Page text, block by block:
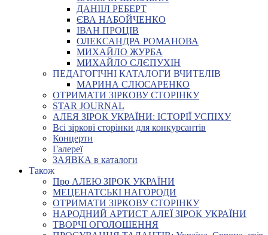
ДАНІІЛ РЕБЕРТ
ЄВА НАБОЙЧЕНКО
ІВАН ПРОЦІВ
ОЛЕКСАНДРА РОМАНОВА
МИХАЙЛО ЖУРБА
МИХАЙЛО СЛЄПУХІН
ПЕДАГОГІЧНІ КАТАЛОГИ ВЧИТЕЛІВ
МАРИНА СЛЮСАРЕНКО
ОТРИМАТИ ЗІРКОВУ СТОРІНКУ
STAR JOURNAL
АЛЕЯ ЗІРОК УКРАЇНИ: ІСТОРІЇ УСПІХУ
Всі зіркові сторінки для конкурсантів
Концерти
Галереї
ЗАЯВКА в каталоги
Також
Про АЛЕЮ ЗІРОК УКРАЇНИ
МЕЦЕНАТСЬКІ НАГОРОДИ
ОТРИМАТИ ЗІРКОВУ СТОРІНКУ
НАРОДНИЙ АРТИСТ АЛЕЇ ЗІРОК УКРАЇНИ
ТВОРЧІ ОГОЛОШЕННЯ